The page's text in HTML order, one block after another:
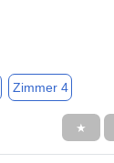
Zimmer 4
★